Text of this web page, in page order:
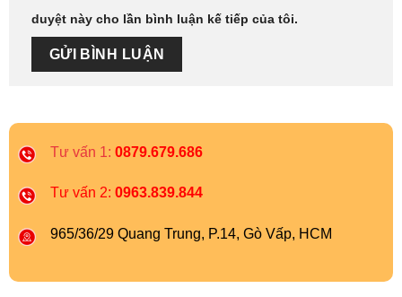
duyệt này cho lần bình luận kế tiếp của tôi.
Tư vấn 1: 0879.679.686
Tư vấn 2: 0963.839.844
965/36/29 Quang Trung, P.14, Gò Vấp, HCM